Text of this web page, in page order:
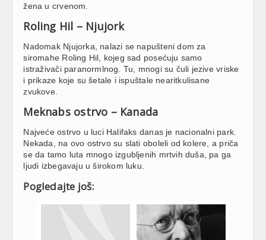
žena u crvenom.
Roling Hil – Njujork
Nadomak Njujorka, nalazi se napušteni dom za
siromahe Roling Hil, kojeg sad posećuju samo
istraživači paranormlnog. Tu, mnogi su čuli jezive vriske
i prikaze koje su šetale i ispuštale nearitkulisane
zvukove.
Meknabs ostrvo – Kanada
Najveće ostrvo u luci Halifaks danas je nacionalni park.
Nekada, na ovo ostrvo su slati oboleli od kolere, a priča
se da tamo luta mnogo izgubljenih mrtvih duša, pa ga
ljudi izbegavaju u širokom luku.
Pogledajte još: